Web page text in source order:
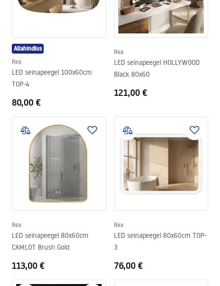
Allahindlus
Rea
LED seinapeegel 100x60cm
TOP-4
80,00 €
Rea
LED seinapeegel HOLLYWOOD
Black 80x60
121,00 €
Rea
LED seinapeegel 80x60cm
CAMLOT Brush Gold
113,00 €
Rea
LED seinapeegel 80x60cm TOP-
3
76,00 €